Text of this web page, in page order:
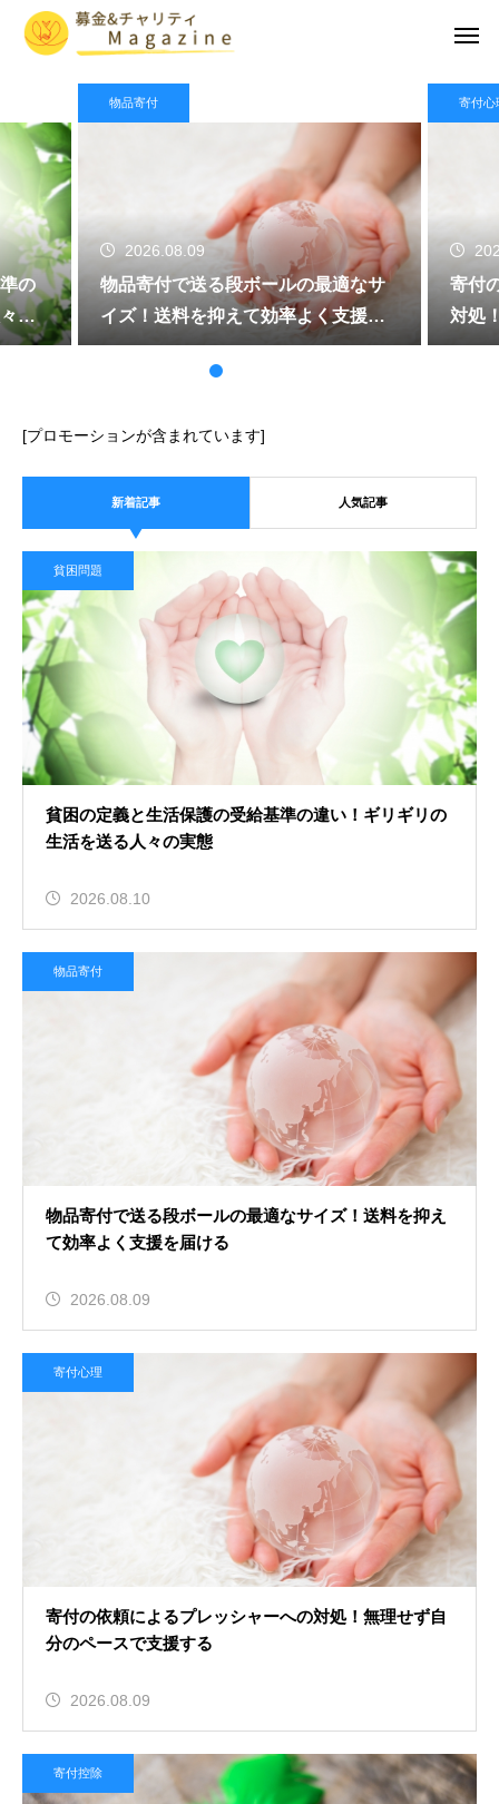
の
の
物品寄付
2026.08.09
物品寄付で送る段ボールの最適なサ
イズ！送料を抑えて効率よく支援を
届ける
寄付心
寄付
対処
する
[プロモーションが含まれています]
新着記事 人気記事
貧困問題
貧困の定義と生活保護の受給基準の違い！ギリギリの
生活を送る人々の実態
2026.08.10
物品寄付
物品寄付で送る段ボールの最適なサイズ！送料を抑え
て効率よく支援を届ける
2026.08.09
寄付心理
寄付の依頼によるプレッシャーへの対処！無理せず自
分のペースで支援する
2026.08.09
寄付控除